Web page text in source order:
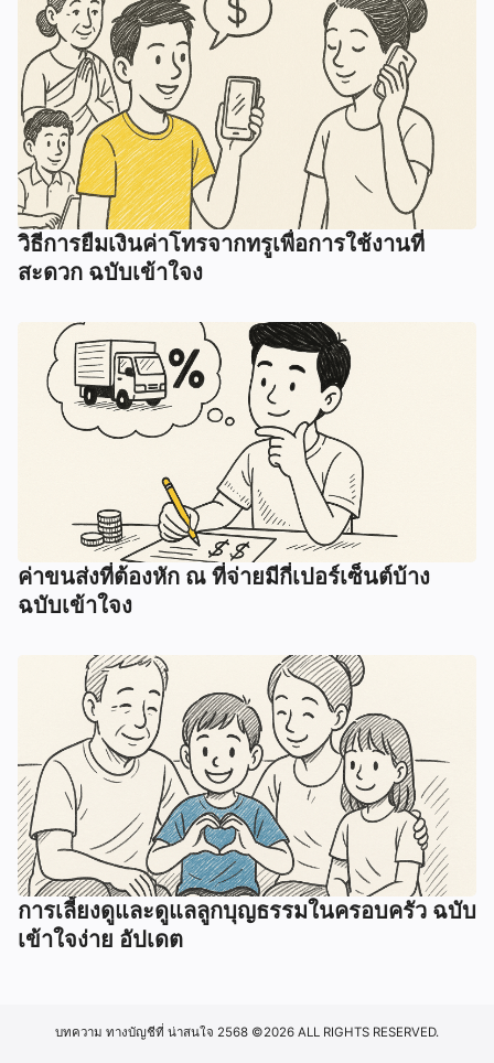
วิธีการยืมเงินค่าโทรจากทรูเพื่อการใช้งานที่
สะดวก ฉบับเข้าใจง
ค่าขนส่งที่ต้องหัก ณ ที่จ่ายมีกี่เปอร์เซ็นต์บ้าง
ฉบับเข้าใจง
การเลี้ยงดูและดูแลลูกบุญธรรมในครอบครัว ฉบับ
เข้าใจง่าย อัปเดต
บทความ ทางบัญชีที่ น่าสนใจ 2568 ©2026 ALL RIGHTS RESERVED.